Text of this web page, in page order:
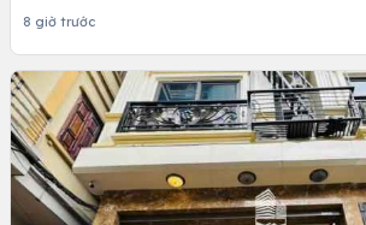
8 giờ trước